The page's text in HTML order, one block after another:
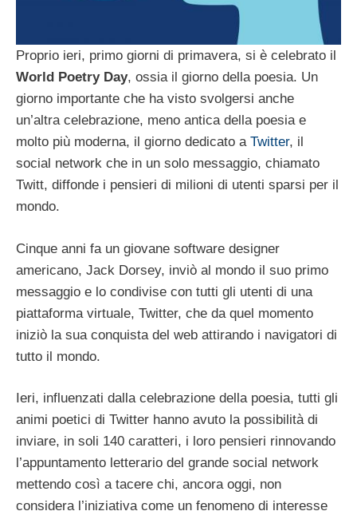
Proprio ieri, primo giorni di primavera, si è celebrato il
World Poetry Day, ossia il giorno della poesia. Un
giorno importante che ha visto svolgersi anche
un’altra celebrazione, meno antica della poesia e
molto più moderna, il giorno dedicato a Twitter, il
social network che in un solo messaggio, chiamato
Twitt, diffonde i pensieri di milioni di utenti sparsi per il
mondo.
Cinque anni fa un giovane software designer
americano, Jack Dorsey, inviò al mondo il suo primo
messaggio e lo condivise con tutti gli utenti di una
piattaforma virtuale, Twitter, che da quel momento
iniziò la sua conquista del web attirando i navigatori di
tutto il mondo.
Ieri, influenzati dalla celebrazione della poesia, tutti gli
animi poetici di Twitter hanno avuto la possibilità di
inviare, in soli 140 caratteri, i loro pensieri rinnovando
l’appuntamento letterario del grande social network
mettendo così a tacere chi, ancora oggi, non
considera l’iniziativa come un fenomeno di interesse